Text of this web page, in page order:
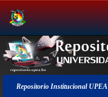
Salir
de
la
navegación
Repositorio Institucional UPEA